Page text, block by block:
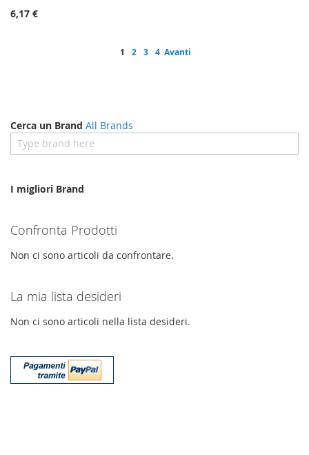
6,17 €
Pagina
Attualmente stai leggendo la pagina
1 Pagina
2 Pagina
3 Pagina
4 Pagina
Avanti
Cerca un Brand All Brands
I migliori Brand
Confronta Prodotti
Non ci sono articoli da confrontare.
La mia lista desideri
Non ci sono articoli nella lista desideri.